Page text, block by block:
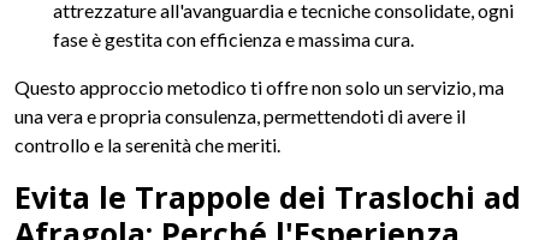
attrezzature all'avanguardia e tecniche consolidate, ogni
fase è gestita con efficienza e massima cura.
Questo approccio metodico ti offre non solo un servizio, ma
una vera e propria consulenza, permettendoti di avere il
controllo e la serenità che meriti.
Evita le Trappole dei Traslochi ad